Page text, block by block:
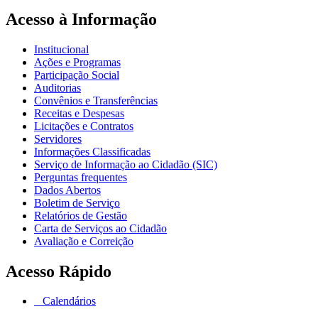
Acesso à Informação
Institucional
Ações e Programas
Participação Social
Auditorias
Convênios e Transferências
Receitas e Despesas
Licitações e Contratos
Servidores
Informações Classificadas
Serviço de Informação ao Cidadão (SIC)
Perguntas frequentes
Dados Abertos
Boletim de Serviço
Relatórios de Gestão
Carta de Serviços ao Cidadão
Avaliação e Correição
Acesso Rápido
Calendários